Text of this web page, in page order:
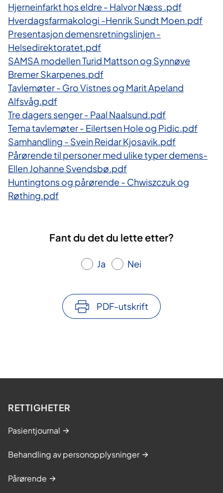
Hjerneinfarkt hos eldre - Halvor Næss .pdf
Hverdagsfarmakologi -Henrik Sundt Moen.pdf
Presentasjon demensretningslinjen -
Helsedirektoratet.pdf
SAMSA modellen Turid Mattson og Synnøve
Bremer Skarpenes.pdf
Tavlemøter - Gro Vistnes og Marit Apeland
Alfsvåg.pdf
Tre dagers senger - Paal Naalsund.pdf
Tema tavlemøter - Eilertsen Hole og Pidic.pdf
Samhandling - Svein Reidar Kjosavik.pdf
Pårørende til personer med ulike typer demens-
Ellen Johanne Svendsbø.pdf
Huntingtons og pårørende - Chwiszczuk og
Røthing.pdf
Fant du det du lette etter?
Ja Nei
PDF-utskrift
RETTIGHETER
Pasientjournal
Behandling av personopplysninger
Pårørende